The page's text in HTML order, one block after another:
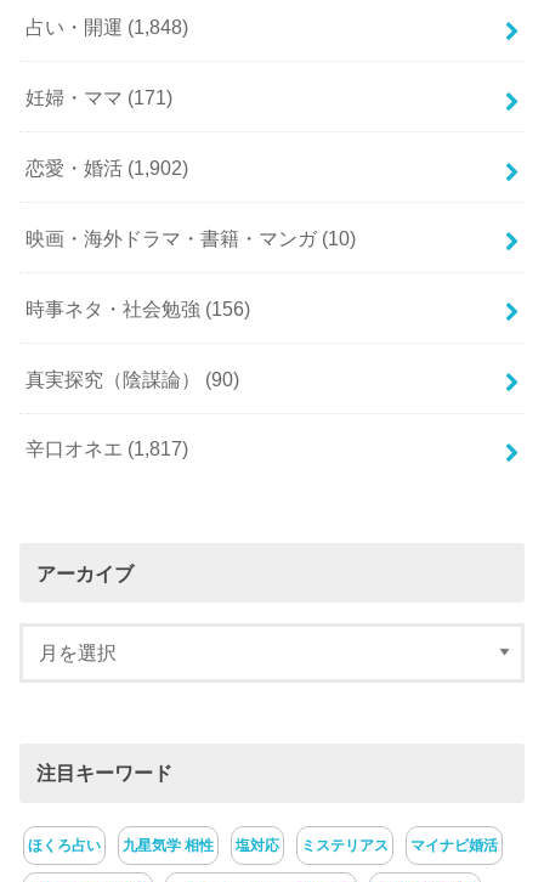
占い・開運 (1,848)
妊婦・ママ (171)
恋愛・婚活 (1,902)
映画・海外ドラマ・書籍・マンガ (10)
時事ネタ・社会勉強 (156)
真実探究（陰謀論） (90)
辛口オネエ (1,817)
アーカイブ
注目キーワード
ほくろ占い 九星気学 相性 塩対応 ミステリアス マイナビ婚活